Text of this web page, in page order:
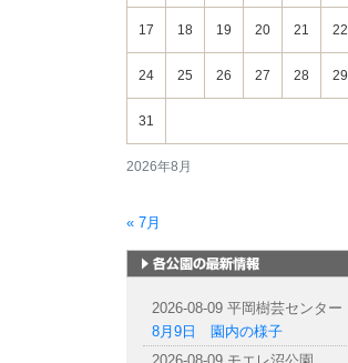
2026年8月
17 18 19 20 21 22
24 25 26 27 28 29
31
« 7月
2026-08-09 平岡樹芸センター
8月9日 園内の様子